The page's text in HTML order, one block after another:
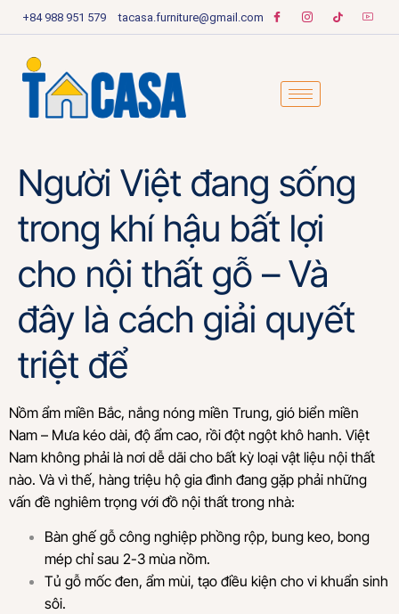
+84 988 951 579 tacasa.furniture@gmail.com
Người Việt đang sống
trong khí hậu bất lợi
cho nội thất gỗ – Và
đây là cách giải quyết
triệt để
Nồm ẩm miền Bắc, nắng nóng miền Trung, gió biển miền
Nam – Mưa kéo dài, độ ẩm cao, rồi đột ngột khô hanh. Việt
Nam không phải là nơi dễ dãi cho bất kỳ loại vật liệu nội thất
nào. Và vì thế, hàng triệu hộ gia đình đang gặp phải những
vấn đề nghiêm trọng với đồ nội thất trong nhà:
Bàn ghế gỗ công nghiệp phồng rộp, bung keo, bong
mép chỉ sau 2-3 mùa nồm.
Tủ gỗ mốc đen, ẩm mùi, tạo điều kiện cho vi khuẩn sinh
sôi.